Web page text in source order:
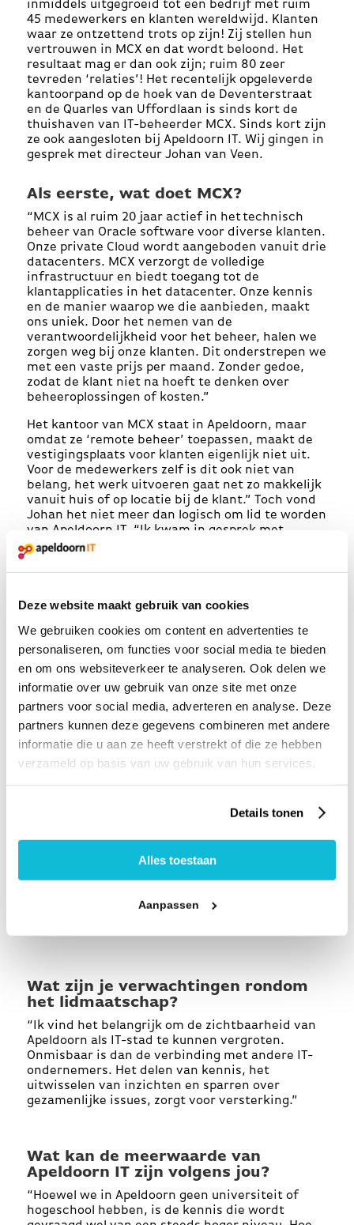
Deze website maakt gebruik van cookies
We gebruiken cookies om content en advertenties te
personaliseren, om functies voor social media te bieden
en om ons websiteverkeer te analyseren. Ook delen we
informatie over uw gebruik van onze site met onze
partners voor social media, adverteren en analyse. Deze
partners kunnen deze gegevens combineren met andere
informatie die u aan ze heeft verstrekt of die ze hebben
verzameld op basis van uw gebruik van hun services.
Details tonen
Alles toestaan
Aanpassen
inmiddels uitgegroeid tot een bedrijf met ruim
45 medewerkers en klanten wereldwijd. Klanten
waar ze ontzettend trots op zijn! Zij stellen hun
vertrouwen in MCX en dat wordt beloond. Het
resultaat mag er dan ook zijn; ruim 80 zeer
tevreden ‘relaties’! Het recentelijk opgeleverde
kantoorpand op de hoek van de Deventerstraat
en de Quarles van Uffordlaan is sinds kort de
thuishaven van IT-beheerder MCX. Sinds kort zijn
ze ook aangesloten bij Apeldoorn IT. Wij gingen in
gesprek met directeur Johan van Veen.
Als eerste, wat doet MCX?
“MCX is al ruim 20 jaar actief in het technisch
beheer van Oracle software voor diverse klanten.
Onze private Cloud wordt aangeboden vanuit drie
datacenters. MCX verzorgt de volledige
infrastructuur en biedt toegang tot de
klantapplicaties in het datacenter. Onze kennis
en de manier waarop we die aanbieden, maakt
ons uniek. Door het nemen van de
verantwoordelijkheid voor het beheer, halen we
zorgen weg bij onze klanten. Dit onderstrepen we
met een vaste prijs per maand. Zonder gedoe,
zodat de klant niet na hoeft te denken over
beheeroplossingen of kosten.”
Het kantoor van MCX staat in Apeldoorn, maar
omdat ze ‘remote beheer’ toepassen, maakt de
vestigingsplaats voor klanten eigenlijk niet uit.
Voor de medewerkers zelf is dit ook niet van
belang, het werk uitvoeren gaat net zo makkelijk
vanuit huis of op locatie bij de klant.” Toch vond
Johan het niet meer dan logisch om lid te worden
van Apeldoorn IT. “Ik kwam in gesprek met
iemand over deze netwerkorganisatie en diegene
te maken van Apeldoorn IT”
Wat zijn je verwachtingen rondom
het lidmaatschap?
“Ik vind het belangrijk om de zichtbaarheid van
Apeldoorn als IT-stad te kunnen vergroten.
Onmisbaar is dan de verbinding met andere IT-
ondernemers. Het delen van kennis, het
uitwisselen van inzichten en sparren over
gezamenlijke issues, zorgt voor versterking.”
Wat kan de meerwaarde van
Apeldoorn IT zijn volgens jou?
“Hoewel we in Apeldoorn geen universiteit of
hogeschool hebben, is de kennis die wordt